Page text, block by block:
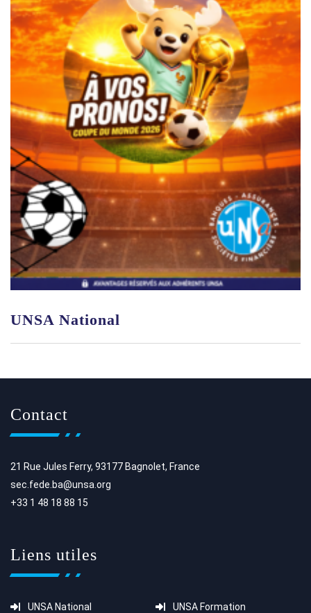
UNSA National
Contact
21 Rue Jules Ferry, 93177 Bagnolet, France
sec.fede.ba@unsa.org
+33 1 48 18 88 15
Liens utiles
UNSA National UNSA Formation